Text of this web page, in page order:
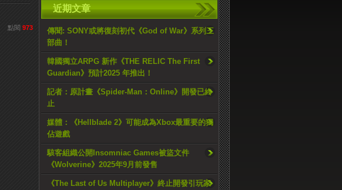
近期文章
傳聞: SONY或將復刻初代《God of War》系列三
部曲！
韓國獨立ARPG 新作《THE RELIC The First
Guardian》預計2025 年推出！
記者：原計畫《Spider-Man：Online》開發已終
止
媒體：《Hellblade 2》可能成為Xbox最重要的獨
佔遊戲
駭客組織公開Insomniac Games被盜文件
《Wolverine》2025年9月前發售
《The Last of Us Multiplayer》終止開發引玩家
點閱 973